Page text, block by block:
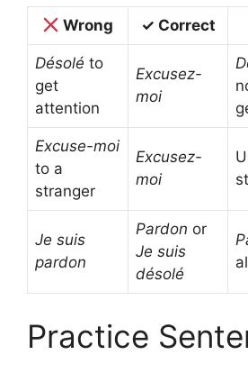
Wrong ✓ Correct
Désolé to
get
attention
Excusez-
moi
Excuse-moi
to a
stranger
Excusez-
moi
Je suis
pardon
Pardon or
Je suis
désolé
Practice